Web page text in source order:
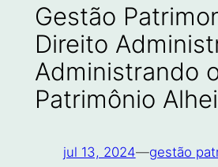
Gestão
Direito
Administrando
Patrimônio
jul 13, 2024—gestão